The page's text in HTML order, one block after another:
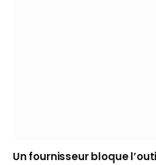
Un fournisseur bloque